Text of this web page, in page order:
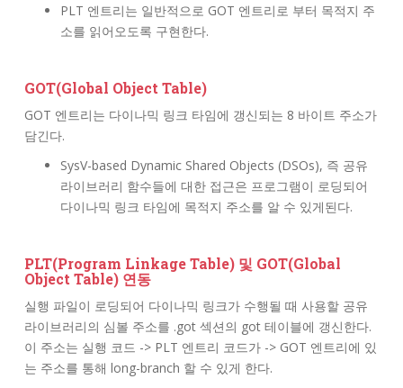
PLT 엔트리는 일반적으로 GOT 엔트리로 부터 목적지 주
소를 읽어오도록 구현한다.
GOT(Global Object Table)
GOT 엔트리는 다이나믹 링크 타임에 갱신되는 8 바이트 주소가
담긴다.
SysV-based Dynamic Shared Objects (DSOs), 즉 공유
라이브러리 함수들에 대한 접근은 프로그램이 로딩되어
다이나믹 링크 타임에 목적지 주소를 알 수 있게된다.
PLT(Program Linkage Table) 및 GOT(Global
Object Table) 연동
실행 파일이 로딩되어 다이나믹 링크가 수행될 때 사용할 공유
라이브러리의 심볼 주소를 .got 섹션의 got 테이블에 갱신한다.
이 주소는 실행 코드 -> PLT 엔트리 코드가 -> GOT 엔트리에 있
는 주소를 통해 long-branch 할 수 있게 한다.